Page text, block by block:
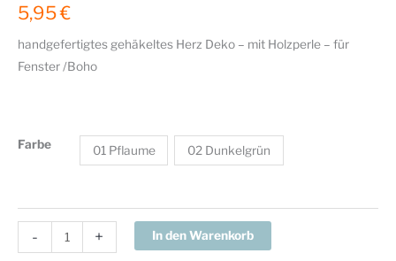
5,95€
handgefertigtes gehäkeltes Herz Deko – mit Holzperle – für
Fenster /Boho
Farbe 01 Pflaume 02 Dunkelgrün
-
handgefertigtes
gehäkeltes
+ In den Warenkorb